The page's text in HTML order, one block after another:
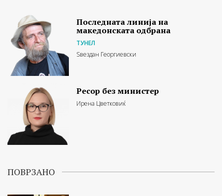
Последната линија на
македонската одбрана
ТУНЕЛ
Ѕвездан Георгиевски
Ресор без министер
Ирена Цветковиќ
ПОВРЗАНО